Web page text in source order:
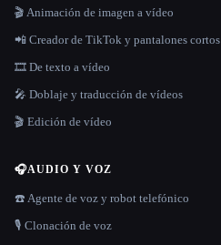
🎬 Animación de imagen a vídeo
📲 Creador de TikTok y pantalones cortos
🎞️ De texto a vídeo
🎤 Doblaje y traducción de vídeos
🎬 Edición de vídeo
🎧AUDIO Y VOZ
☎️ Agente de voz y robot telefónico
🎙️ Clonación de voz